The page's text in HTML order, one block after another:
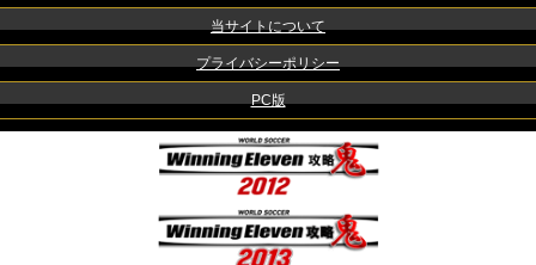
当サイトについて
プライバシーポリシー
PC版